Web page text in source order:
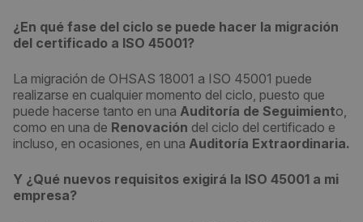
¿En qué fase del ciclo se puede hacer la migración
del certificado a ISO 45001?
La migración de OHSAS 18001 a ISO 45001 puede
realizarse en cualquier momento del ciclo, puesto que
puede hacerse tanto en una Auditoría de Seguimiento,
como en una de Renovación del ciclo del certificado e
incluso, en ocasiones, en una Auditoría Extraordinaria.
Y ¿Qué nuevos requisitos exigirá la ISO 45001 a mi
empresa?